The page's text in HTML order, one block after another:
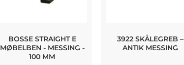
BOSSE STRAIGHT E
MØBELBEN - MESSING -
100 MM
3922 SKÅLEGREB –
ANTIK MESSING